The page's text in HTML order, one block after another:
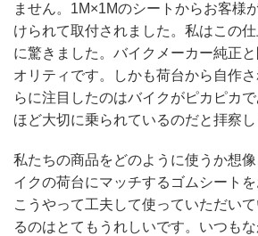
ません。1M×1Mのシートからお客様
けられて取付されました。私はこの
に驚きました。バイクメーカー純正
オリティです。しかも荷台から自作
らに注目したのはバイクがピカピカ
ほど大切に乗られているのだと拝察し
私たちの商品をどのように使うか想
イクの荷台にマッチするゴムシートを
こうやって工夫して使っていただい
るのはとてもうれしいです。いつも